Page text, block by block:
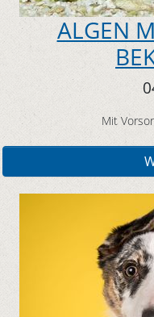
ALGEN
Mit